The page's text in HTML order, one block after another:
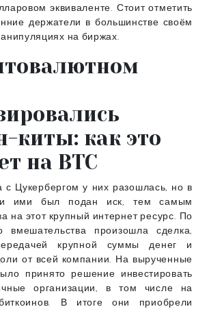
эквиваленте. Стоит отметить
держатели в большинстве своём
на биржах.
киты: как это
на BTC
с Цукербергом у них разошлась, но в
ими был подан иск, тем самым
на этот крупный интернет ресурс. По
вмешательства произошла сделка,
крупной суммы денег и
от всей компании. На вырученные
принято решение инвестировать
организации, в том числе на
В итоге они приобрели